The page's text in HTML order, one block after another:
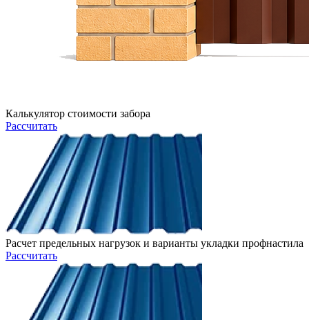
Калькулятор стоимости забора
Рассчитать
Расчет предельных нагрузок и варианты укладки профнастила
Рассчитать